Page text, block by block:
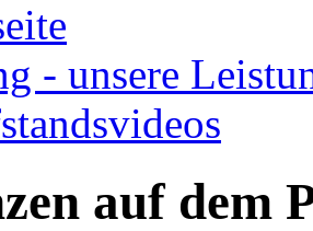
- unsere
auf dem